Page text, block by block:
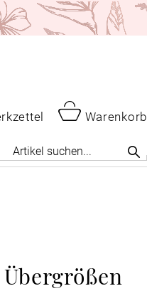
Warenkorb